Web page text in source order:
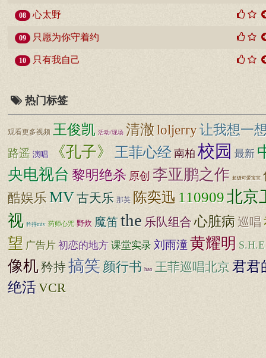
08 心太野
09 只愿为你守着约
10 只有我自己
热门标签
观看更多视频 王俊凯 活动/现场 清澈loljerry让我想一
路遥 演唱 《孔子》 王菲心经 南柏 校园 最新
央电视台 黎明绝杀 原创 李亚鹏之作 超级可爱宝宝
酷娱乐MV古天乐 那英 陈奕迅 110909北京
视 矜持mtv 药师心咒 野炊 魔笛 the 乐队组合心脏病巡唱
望 广告片 初恋的地方 课堂实录 刘雨潼黄耀明 S.H.E
像机矜持搞笑 颜行书 hao 王菲巡唱北京君君
绝活VCR